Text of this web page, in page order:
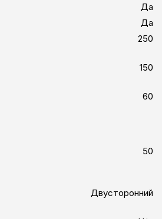
Да
Да
250
150
60
50
Двусторонний